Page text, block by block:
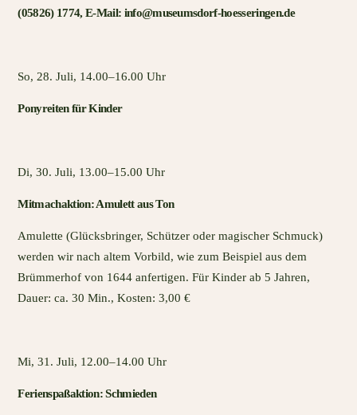
(05826) 1774, E-Mail: info@museumsdorf-hoesseringen.de
So, 28. Juli, 14.00–16.00 Uhr
Ponyreiten für Kinder
Di, 30. Juli, 13.00–15.00 Uhr
Mitmachaktion: Amulett aus Ton
Amulette (Glücksbringer, Schützer oder magischer Schmuck)
werden wir nach altem Vorbild, wie zum Beispiel aus dem
Brümmerhof von 1644 anfertigen. Für Kinder ab 5 Jahren,
Dauer: ca. 30 Min., Kosten: 3,00 €
Mi, 31. Juli, 12.00–14.00 Uhr
Ferienspaßaktion: Schmieden